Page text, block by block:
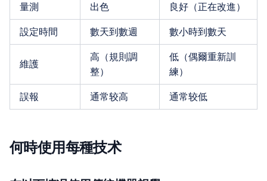
量測 出色 良好（正在改進）
設定時間 數天到數週 數小時到數天
維護
高（規則調
整）
低（偶爾重新訓
練）
誤報 通常较高 通常较低
何時使用每種技术